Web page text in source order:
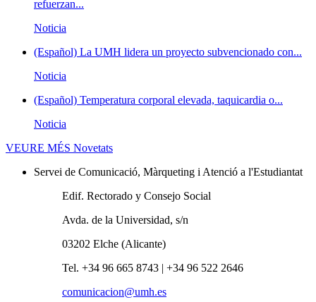
refuerzan...
Noticia
(Español) La UMH lidera un proyecto subvencionado con...
Noticia
(Español) Temperatura corporal elevada, taquicardia o...
Noticia
VEURE MÉS Novetats
Servei de Comunicació, Màrqueting i Atenció a l'Estudiantat
Edif. Rectorado y Consejo Social
Avda. de la Universidad, s/n
03202 Elche (Alicante)
Tel. +34 96 665 8743 | +34 96 522 2646
comunicacion@umh.es